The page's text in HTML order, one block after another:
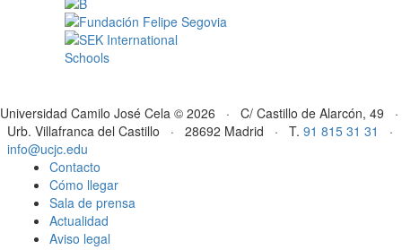
Universidad Camilo José Cela © 2026 · C/ Castillo de Alarcón, 49 ·
Urb. Villafranca del Castillo · 28692 Madrid · T. 91 815 31 31
·
info@ucjc.edu
Contacto
Cómo llegar
Sala de prensa
Actualidad
Aviso legal